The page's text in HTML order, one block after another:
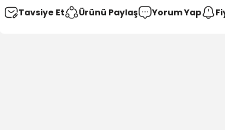
Tavsiye Et Ürünü Paylaş Yorum Yap